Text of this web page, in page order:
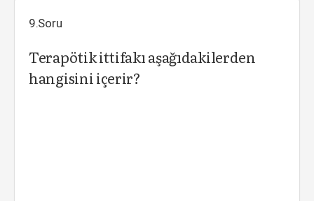
9.Soru
Terapötik ittifakı aşağıdakilerden
hangisini içerir?